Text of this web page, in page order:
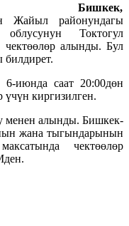
Бишкек,
Жайыл районундагы
Токтогул
алынды. Бул
июнда саат 20:00дөн
киргизилген.
менен алынды. Бишкек-
жана тыгындарынын
чектөөлөр